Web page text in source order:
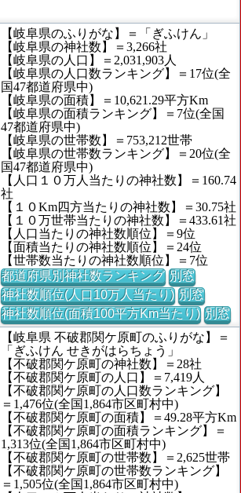
【岐阜県のふりがな】＝「ぎふけん」
【岐阜県の神社数】＝3,266社
【岐阜県の人口】＝2,031,903人
【岐阜県の人口数ランキング】＝17位(全
国47都道府県中)
【岐阜県の面積】＝10,621.29平方Km
【岐阜県の面積ランキング】＝7位(全国
47都道府県中)
【岐阜県の世帯数】＝753,212世帯
【岐阜県の世帯数ランキング】＝20位(全
国47都道府県中)
【人口１０万人当たりの神社数】＝160.74
社
【１０Km四方当たりの神社数】＝30.75社
【１０万世帯当たりの神社数】＝433.61社
【人口当たりの神社数順位】＝9位
【面積当たりの神社数順位】＝24位
【世帯数当たりの神社数順位】＝7位
都道府県別神社数ランキング 別窓
神社数順位(人口10万人当たり) 別窓
神社数順位(面積100平方Km当たり) 別窓
【岐阜県 不破郡関ケ原町のふりがな】＝
「ぎふけん せきがはらちょう」
【不破郡関ケ原町の神社数】＝28社
【不破郡関ケ原町の人口】＝7,419人
【不破郡関ケ原町の人口数ランキング】
＝1,476位(全国1,864市区町村中)
【不破郡関ケ原町の面積】＝49.28平方Km
【不破郡関ケ原町の面積ランキング】＝
1,313位(全国1,864市区町村中)
【不破郡関ケ原町の世帯数】＝2,625世帯
【不破郡関ケ原町の世帯数ランキング】
＝1,505位(全国1,864市区町村中)